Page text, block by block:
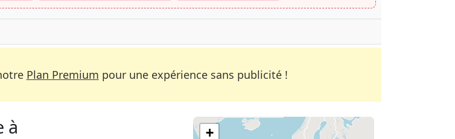
Plan Premium pour une expérience sans publicité !
à
+